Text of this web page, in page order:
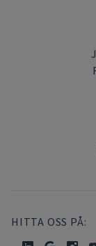
HITTA OSS PÅ: